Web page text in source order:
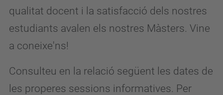
qualitat docent i la satisfacció dels nostres
estudiants avalen els nostres Màsters. Vine
a coneixe'ns!
Consulteu en la relació següent les dates de
les properes sessions informatives. Per